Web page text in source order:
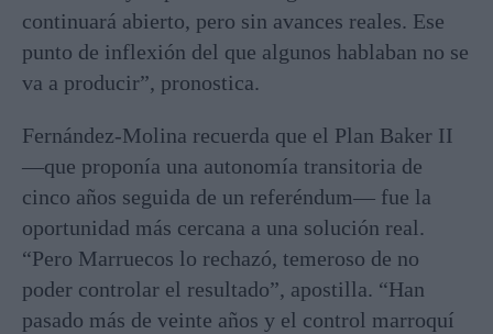
continuará abierto, pero sin avances reales. Ese
punto de inflexión del que algunos hablaban no se
va a producir”, pronostica.
Fernández-Molina recuerda que el Plan Baker II
—que proponía una autonomía transitoria de
cinco años seguida de un referéndum— fue la
oportunidad más cercana a una solución real.
“Pero Marruecos lo rechazó, temeroso de no
poder controlar el resultado”, apostilla. “Han
pasado más de veinte años y el control marroquí